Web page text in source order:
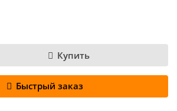
Купить
Быстрый заказ